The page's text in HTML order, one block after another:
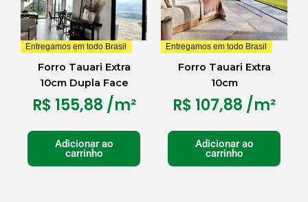
Entregamos em todo Brasil
Forro Tauari Extra
10cm Dupla Face
R$ 155,88 /m²
Adicionar ao
carrinho
Entregamos em todo Brasil
Forro Tauari Extra
10cm
R$ 107,88 /m²
Adicionar ao
carrinho